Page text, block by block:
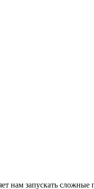
нам запускать сложные